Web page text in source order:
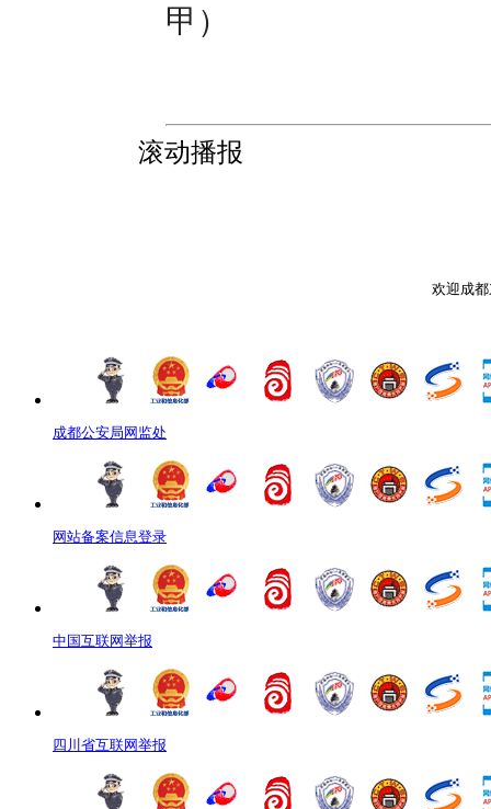
甲）
滚动播报
欢迎成
成都公安局网监处
网站备案信息登录
中国互联网举报
四川省互联网举报